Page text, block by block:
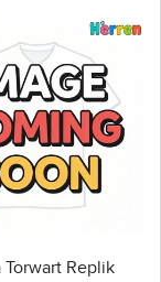
Torwart Replik